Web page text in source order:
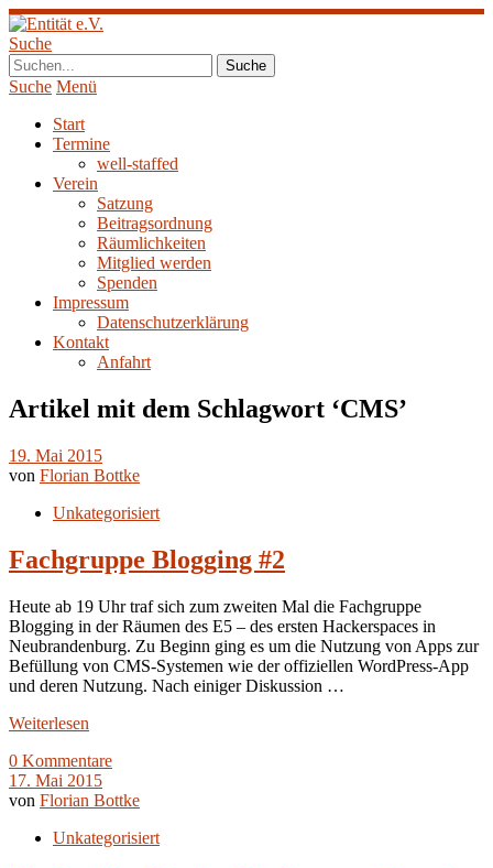
Suche
Suche Menü
Start
Termine
well-staffed
Verein
Satzung
Beitragsordnung
Räumlichkeiten
Mitglied werden
Spenden
Impressum
Datenschutzerklärung
Kontakt
Anfahrt
Artikel mit dem Schlagwort ‘CMS’
19. Mai 2015
von Florian Bottke
Unkategorisiert
Fachgruppe Blogging #2
Heute ab 19 Uhr traf sich zum zweiten Mal die Fachgruppe
Blogging in der Räumen des E5 – des ersten Hackerspaces in
Neubrandenburg. Zu Beginn ging es um die Nutzung von Apps zur
Befüllung von CMS-Systemen wie der offiziellen WordPress-App
und deren Nutzung. Nach einiger Diskussion …
Weiterlesen
0 Kommentare
17. Mai 2015
von Florian Bottke
Unkategorisiert